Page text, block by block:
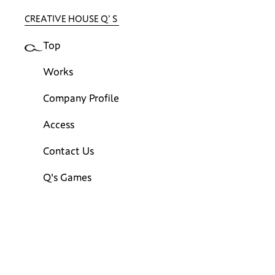
CREATIVE HOUSE Qʼ S
Top
Works
Company Profile
Access
Contact Us
Q's Games